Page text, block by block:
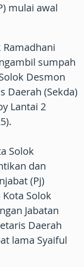
mulai awal
Ramadhani
sumpah
Desmon
Daerah (Sekda)
Lantai 2
Solok
dan
(Pj)
Solok
Jabatan
Daerah
lama Syaiful